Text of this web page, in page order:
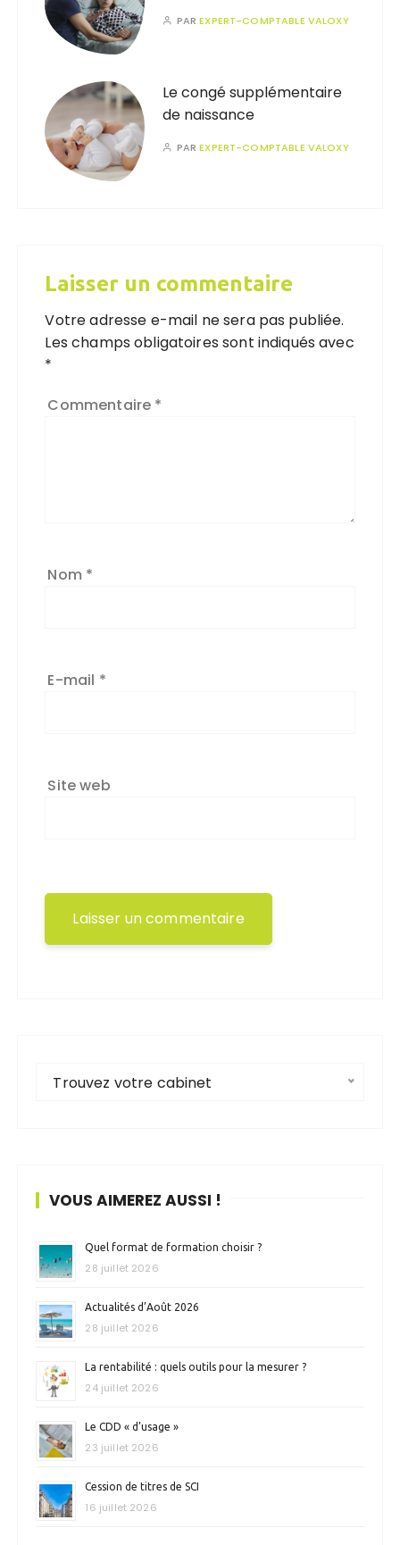
PAREXPERT-COMPTABLE VALOXY
Le congé supplémentaire
de naissance
PAREXPERT-COMPTABLE VALOXY
Laisser un commentaire
Votre adresse e-mail ne sera pas publiée.
Les champs obligatoires sont indiqués avec
*
Commentaire *
Nom *
E-mail *
Site web
Trouvez votre cabinet
VOUS AIMEREZ AUSSI !
Quel format de formation choisir ?
28 juillet 2026
Actualités d’Août 2026
28 juillet 2026
La rentabilité : quels outils pour la mesurer ?
24 juillet 2026
Le CDD « d’usage »
23 juillet 2026
Cession de titres de SCI
16 juillet 2026